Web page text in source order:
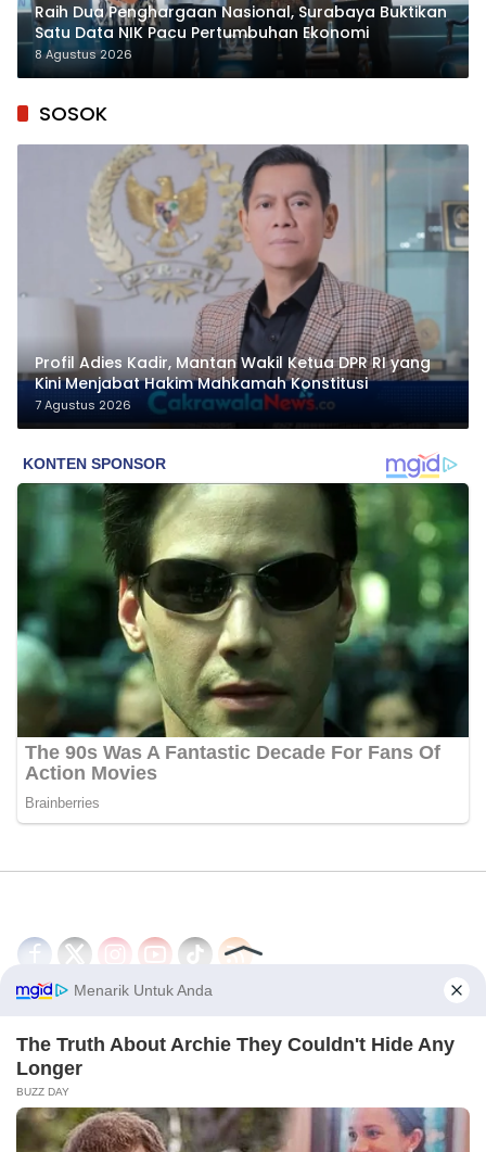
Raih Dua Penghargaan Nasional, Surabaya Buktikan
Satu Data NIK Pacu Pertumbuhan Ekonomi
8 Agustus 2026
SOSOK
Profil Adies Kadir, Mantan Wakil Ketua DPR RI yang
Kini Menjabat Hakim Mahkamah Konstitusi
7 Agustus 2026
Disclaimer
Tentang Kami
PEDOMAN MEDIA SIBER
© 2026 - CakrawalaNews.co